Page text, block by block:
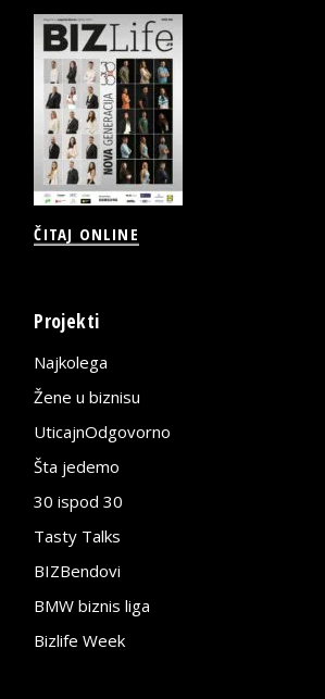
ČITAJ ONLINE
Projekti
Najkolega
Žene u biznisu
UticajnOdgovorno
Šta jedemo
30 ispod 30
Tasty Talks
BIZBendovi
BMW biznis liga
Bizlife Week